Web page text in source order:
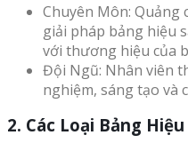
Chuyên Môn: Quảng
giải pháp bảng hiệu
với thương hiệu của
Đội Ngũ: Nhân viên
nghiệm, sáng tạo và
2. Các Loại Bảng